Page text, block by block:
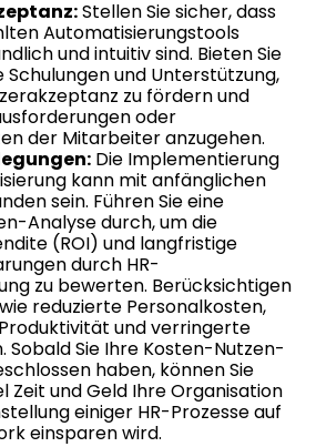
Stellen Sie sicher, dass
Automatisierungstools
und intuitiv sind. Bieten Sie
Schulungen und Unterstützung,
zu fördern und
oder
der Mitarbeiter anzugehen.
Die Implementierung
kann mit anfänglichen
sein. Führen Sie eine
Analyse durch, um die
(ROI) und langfristige
durch HR-
zu bewerten. Berücksichtigen
reduzierte Personalkosten,
und verringerte
Sobald Sie Ihre Kosten-Nutzen-
haben, können Sie
Zeit und Geld Ihre Organisation
einiger HR-Prozesse auf
einsparen wird.